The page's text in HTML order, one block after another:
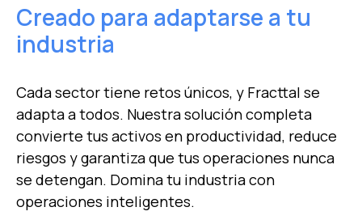
Creado para adaptarse a tu
industria
Cada sector tiene retos únicos, y Fracttal se
adapta a todos. Nuestra solución completa
convierte tus activos en productividad, reduce
riesgos y garantiza que tus operaciones nunca
se detengan. Domina tu industria con
operaciones inteligentes.